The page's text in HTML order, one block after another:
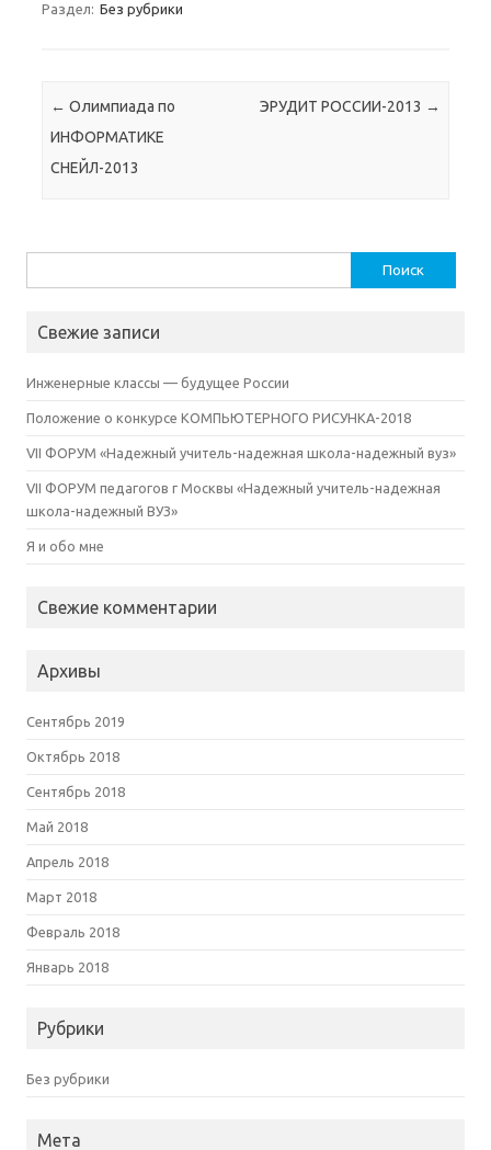
Раздел: Без рубрики
Навигация по записям
← Олимпиада по
ИНФОРМАТИКЕ
СНЕЙЛ-2013
ЭРУДИТ РОССИИ-2013 →
Свежие записи
Инженерные классы — будущее России
Положение о конкурсе КОМПЬЮТЕРНОГО РИСУНКА-2018
VII ФОРУМ «Надежный учитель-надежная школа-надежный вуз»
VII ФОРУМ педагогов г Москвы «Надежный учитель-надежная
школа-надежный ВУЗ»
Я и обо мне
Свежие комментарии
Архивы
Сентябрь 2019
Октябрь 2018
Сентябрь 2018
Май 2018
Апрель 2018
Март 2018
Февраль 2018
Январь 2018
Рубрики
Без рубрики
Мета